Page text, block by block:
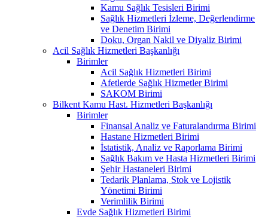
Kamu Sağlık Tesisleri Birimi
Sağlık Hizmetleri İzleme, Değerlendirme
ve Denetim Birimi
Doku, Organ Nakil ve Diyaliz Birimi
Acil Sağlık Hizmetleri Başkanlığı
Birimler
Acil Sağlık Hizmetleri Birimi
Afetlerde Sağlık Hizmetler Birimi
SAKOM Birimi
Bilkent Kamu Hast. Hizmetleri Başkanlığı
Birimler
Finansal Analiz ve Faturalandırma Birimi
Hastane Hizmetleri Birimi
İstatistik, Analiz ve Raporlama Birimi
Sağlık Bakım ve Hasta Hizmetleri Birimi
Şehir Hastaneleri Birimi
Tedarik Planlama, Stok ve Lojistik
Yönetimi Birimi
Verimlilik Birimi
Evde Sağlık Hizmetleri Birimi